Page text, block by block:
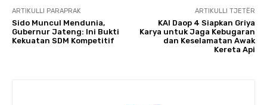
ARTIKULLI PARAPRAK
Sido Muncul Mendunia,
Gubernur Jateng: Ini Bukti
Kekuatan SDM Kompetitif
ARTIKULLI TJETËR
KAI Daop 4 Siapkan Griya
Karya untuk Jaga Kebugaran
dan Keselamatan Awak
Kereta Api